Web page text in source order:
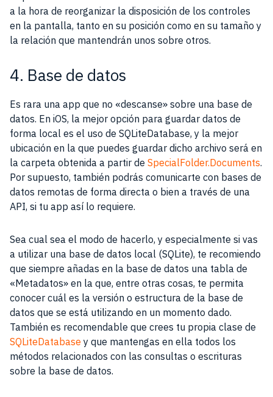
a la hora de reorganizar la disposición de los controles
en la pantalla, tanto en su posición como en su tamaño y
la relación que mantendrán unos sobre otros.
4. Base de datos
Es rara una app que no «descanse» sobre una base de
datos. En iOS, la mejor opción para guardar datos de
forma local es el uso de SQLiteDatabase, y la mejor
ubicación en la que puedes guardar dicho archivo será en
la carpeta obtenida a partir de SpecialFolder.Documents.
Por supuesto, también podrás comunicarte con bases de
datos remotas de forma directa o bien a través de una
API, si tu app así lo requiere.
Sea cual sea el modo de hacerlo, y especialmente si vas
a utilizar una base de datos local (SQLite), te recomiendo
que siempre añadas en la base de datos una tabla de
«Metadatos» en la que, entre otras cosas, te permita
conocer cuál es la versión o estructura de la base de
datos que se está utilizando en un momento dado.
También es recomendable que crees tu propia clase de
SQLiteDatabase y que mantengas en ella todos los
métodos relacionados con las consultas o escrituras
sobre la base de datos.